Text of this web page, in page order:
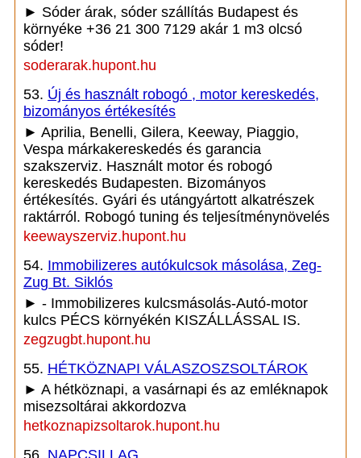
► Sóder árak, sóder szállítás Budapest és
környéke +36 21 300 7129 akár 1 m3 olcsó
sóder!
soderarak.hupont.hu
53. Új és használt robogó , motor kereskedés,
bizományos értékesítés
► Aprilia, Benelli, Gilera, Keeway, Piaggio,
Vespa márkakereskedés és garancia
szakszerviz. Használt motor és robogó
kereskedés Budapesten. Bizományos
értékesítés. Gyári és utángyártott alkatrészek
raktárról. Robogó tuning és teljesítménynövelés
keewayszerviz.hupont.hu
54. Immobilizeres autókulcsok másolása, Zeg-
Zug Bt. Siklós
► - Immobilizeres kulcsmásolás-Autó-motor
kulcs PÉCS környékén KISZÁLLÁSSAL IS.
zegzugbt.hupont.hu
55. HÉTKÖZNAPI VÁLASZOSZSOLTÁROK
► A hétköznapi, a vasárnapi és az emléknapok
misezsoltárai akkordozva
hetkoznapizsoltarok.hupont.hu
56. NAPCSILLAG